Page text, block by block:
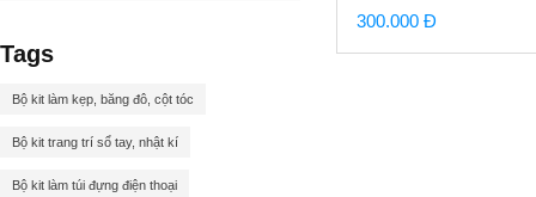
Tags
Bộ kit làm kẹp, băng đô, cột tóc
Bộ kit trang trí sổ tay, nhật kí
Bộ kit làm túi đựng điện thoại
300.000 Đ